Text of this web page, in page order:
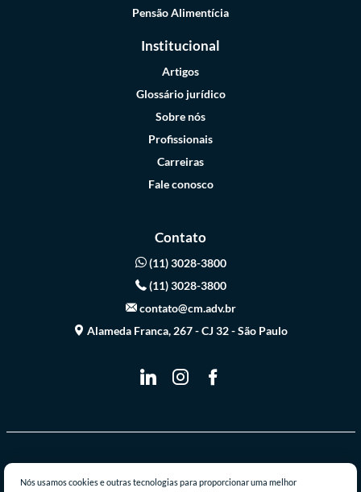
Pensão Alimentícia
Institucional
Artigos
Glossário jurídico
Sobre nós
Profissionais
Carreiras
Fale conosco
Contato
(11) 3028-3800
(11) 3028-3800
contato@cm.adv.br
Alameda Franca, 267 - CJ 32 - São Paulo
© 2026 Casabona & Monteiro Advogados Associados - Todos os direitos
Nós usamos cookies e outras tecnologias para proporcionar uma melhor